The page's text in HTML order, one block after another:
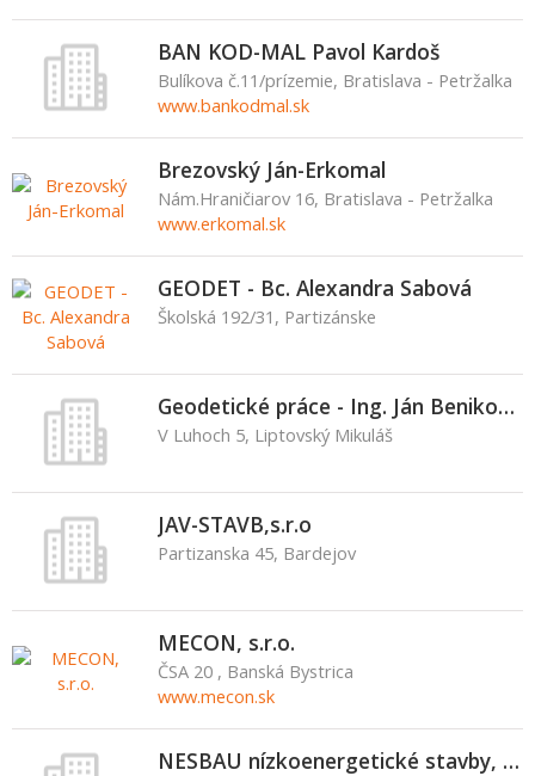
BAN KOD-MAL Pavol Kardoš
Bulíkova č.11/prízemie, Bratislava - Petržalka
www.bankodmal.sk
Brezovský Ján-Erkomal
Nám.Hraničiarov 16, Bratislava - Petržalka
www.erkomal.sk
GEODET - Bc. Alexandra Sabová
Školská 192/31, Partizánske
Geodetické práce - Ing. Ján Benikovský
V Luhoch 5, Liptovský Mikuláš
JAV-STAVB,s.r.o
Partizanska 45, Bardejov
MECON, s.r.o.
ČSA 20 , Banská Bystrica
www.mecon.sk
NESBAU nízkoenergetické stavby, s.r.o.